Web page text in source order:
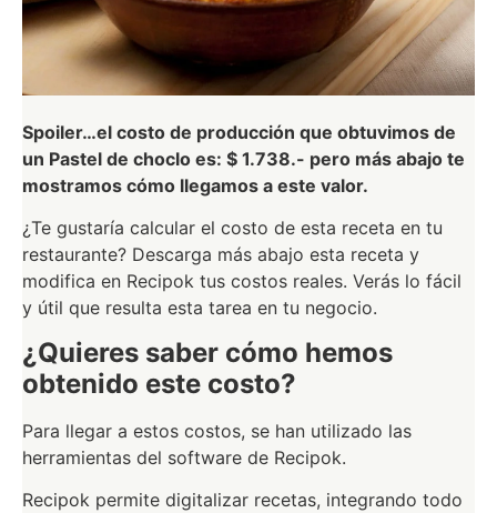
Spoiler…el costo de producción que obtuvimos de
un Pastel de choclo es: $ 1.738.- pero más abajo te
mostramos cómo llegamos a este valor.
¿Te gustaría calcular el costo de esta receta en tu
restaurante? Descarga más abajo esta receta y
modifica en Recipok tus costos reales. Verás lo fácil
y útil que resulta esta tarea en tu negocio.
¿Quieres saber cómo hemos
obtenido este costo?
Para llegar a estos costos, se han utilizado las
herramientas del software de Recipok.
Recipok permite digitalizar recetas, integrando todo